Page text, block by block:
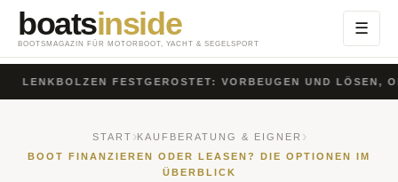
boatsinside
BOOTSMAGAZIN FÜR MOTORBOOT, YACHT & SEGELSPORT
Menü
öffnen
☰
LENKBOLZEN FESTGEROSTET: VORBEUGEN UND LÖSEN,
START ›KAUFBERATUNG & EIGNER ›
BOOT FINANZIEREN ODER LEASEN? DIE OPTIONEN IM
ÜBERBLICK